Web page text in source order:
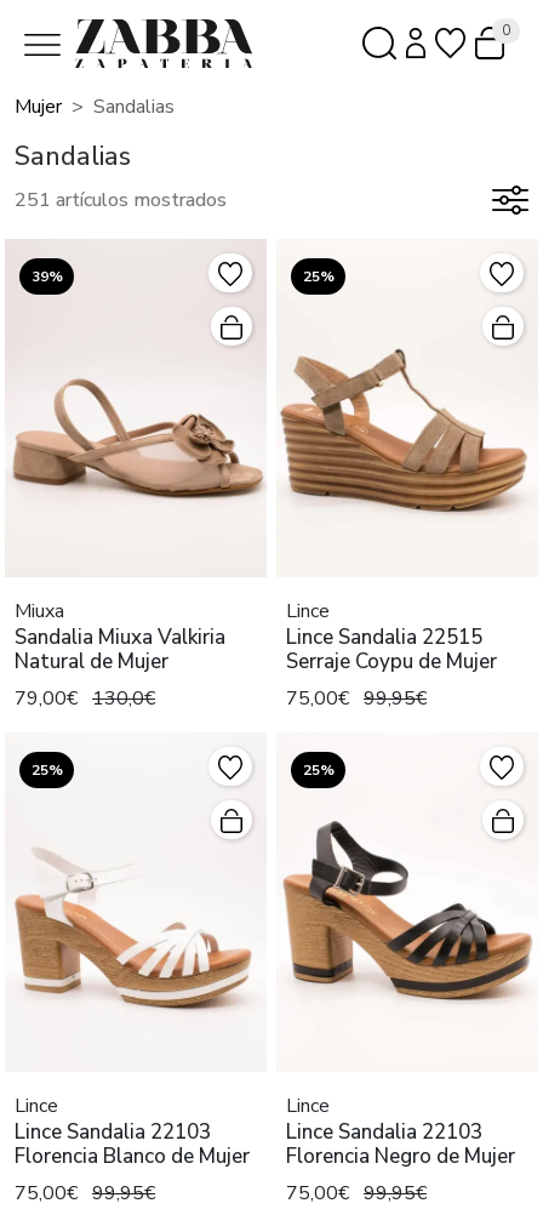
0
Mujer Sandalias
Sandalias
251 artículos mostrados
39%
Miuxa
Sandalia Miuxa Valkiria
Natural de Mujer
79,00€ 130,0€
25%
Lince
Lince Sandalia 22515
Serraje Coypu de Mujer
75,00€ 99,95€
25%
Lince
Lince Sandalia 22103
Florencia Blanco de Mujer
75,00€ 99,95€
25%
Lince
Lince Sandalia 22103
Florencia Negro de Mujer
75,00€ 99,95€